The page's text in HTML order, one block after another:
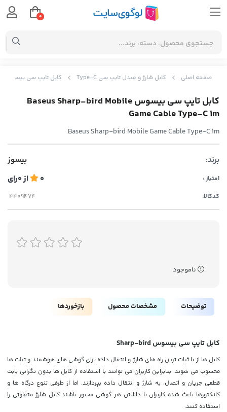
صفحه اصلی کابل شارژ و مبدل تایپ سی Type-C کابل تایپ سی بیسوس Baseus Sharp-bird Mobile Game Cable Type-C 1m
کابل تایپ سی بیسوس Baseus Sharp-bird Mobile
Game Cable Type-C 1m
Baseus Sharp-bird Mobile Game Cable Type-C 1m
برند: بیسوز
امتیاز : 0 از0رای
کدکالا:
ناموجود
توضیحات مشخصات محصول بازخوردها
کابل تایپ سی بیسوس Sharp-bird
کابل ها از با ثبات ترین راه های شارژ و انتقال داده برای گوشی های هوشمند و تبلت ها
محسوب می شوند. بنابراین کاربران می توانند با استفاده از کابل ها بدون نگرانی بابت
قطعی جریان و اتصال، به شارژ و انتقال داده بپردازند. اما از طرفی تنوع درگاه ها و
کانکتورها باعث شده کاربران با داشتن هر گوشی مجبور باشند کابل شارژ متفاوتی را
استفاده کنند.
0